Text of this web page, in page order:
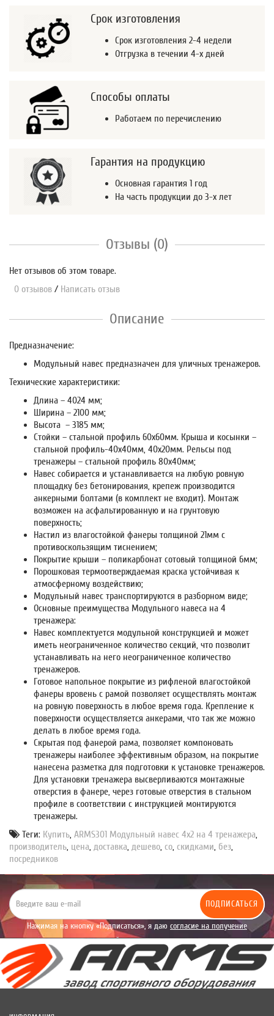
Срок изготовления
Срок изготовления 2-4 недели
Отгрузка в течении 4-х дней
Способы оплаты
Работаем по перечислению
Гарантия на продукцию
Основная гарантия 1 год
На часть продукции до 3-х лет
Отзывы (0)
Нет отзывов об этом товаре.
0 отзывов / Написать отзыв
Описание
Предназначение:
Модульный навес предназначен для уличных тренажеров.
Технические характеристики:
Длина – 4024 мм;
Ширина – 2100 мм;
Высота – 3185 мм;
Стойки – стальной профиль 60х60мм. Крыша и косынки –
стальной профиль-40х40мм, 40х20мм. Рельсы под
тренажеры – стальной профиль 80х40мм;
Навес собирается и устанавливается на любую ровную
площадку без бетонирования, крепеж производится
анкерными болтами (в комплект не входит). Монтаж
возможен на асфальтированную и на грунтовую
поверхность;
Настил из влагостойкой фанеры толщиной 21мм с
противоскользящим тиснением;
Покрытие крыши – поликарбонат сотовый толщиной 6мм;
Порошковая термоотверждаемая краска устойчивая к
атмосферному воздействию;
Модульный навес транспортируются в разборном виде;
Основные преимущества Модульного навеса на 4
тренажера:
Навес комплектуется модульной конструкцией и может
иметь неограниченное количество секций, что позволит
устанавливать на него неограниченное количество
тренажеров.
Готовое напольное покрытие из рифленой влагостойкой
фанеры вровень с рамой позволяет осуществлять монтаж
на ровную поверхность в любое время года. Крепление к
поверхности осуществляется анкерами, что так же можно
делать в любое время года.
Скрытая под фанерой рама, позволяет компоновать
тренажеры наиболее эффективным образом, на покрытие
нанесена разметка для подготовки к установке тренажеров.
Для установки тренажера высверливаются монтажные
отверстия в фанере, через готовые отверстия в стальном
профиле в соответствии с инструкцией монтируются
тренажеры.
Теги: Купить, ARMS301 Модульный навес 4х2 на 4 тренажера,
производитель, цена, доставка, дешево, со, скидками, без,
посредников
ПОДПИСАТЬСЯ
Нажимая на кнопку «Подписаться», я даю согласие на получение
уведомлений рекламного характера.